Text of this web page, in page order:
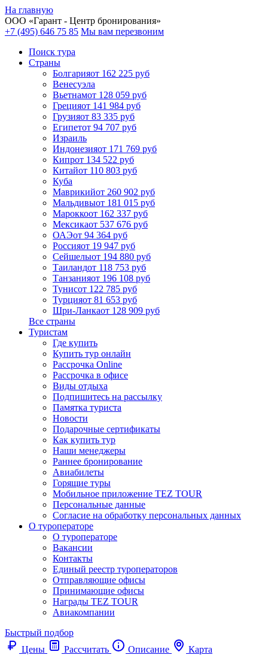
На главную
ООО «Гарант - Центр бронирования»
+7 (495) 646 75 85 Мы вам перезвоним
Поиск тура
Cтраны
Болгарияот 162 225 руб
Венесуэла
Вьетнамот 128 059 руб
Грецияот 141 984 руб
Грузияот 83 335 руб
Египетот 94 707 руб
Израиль
Индонезияот 171 769 руб
Кипрот 134 522 руб
Китайот 110 803 руб
Куба
Маврикийот 260 902 руб
Мальдивыот 181 015 руб
Мароккоот 162 337 руб
Мексикаот 537 676 руб
ОАЭот 94 364 руб
Россияот 19 947 руб
Сейшелыот 194 880 руб
Таиландот 118 753 руб
Танзанияот 196 108 руб
Тунисот 122 785 руб
Турцияот 81 653 руб
Шри-Ланкаот 128 909 руб
Все страны
Туристам
Где купить
Купить тур онлайн
Рассрочка Online
Рассрочка в офисе
Виды отдыха
Подпишитесь на рассылку
Памятка туриста
Новости
Подарочные сертификаты
Как купить тур
Наши менеджеры
Раннее бронирование
Авиабилеты
Горящие туры
Мобильное приложение TEZ TOUR
Персональные данные
Согласие на обработку персональных данных
О туроператоре
О туроператоре
Вакансии
Контакты
Единый реестр туроператоров
Отправляющие офисы
Принимающие офисы
Награды TEZ TOUR
Авиакомпании
Быстрый подбор
Цены
Рассчитать Описание
Карта